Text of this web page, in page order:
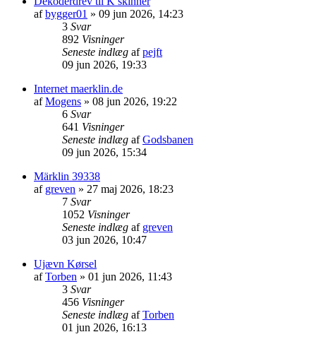
afbygger01 » 09 jun 2026, 14:23
3 Svar
892 Visninger
Seneste indlæg afpejft
09 jun 2026, 19:33
Internet maerklin.de
afMogens » 08 jun 2026, 19:22
6 Svar
641 Visninger
Seneste indlæg afGodsbanen
09 jun 2026, 15:34
Märklin 39338
af greven » 27 maj 2026, 18:23
7 Svar
1052 Visninger
Seneste indlæg af greven
03 jun 2026, 10:47
Ujævn Kørsel
afTorben » 01 jun 2026, 11:43
3 Svar
456 Visninger
Seneste indlæg afTorben
01 jun 2026, 16:13